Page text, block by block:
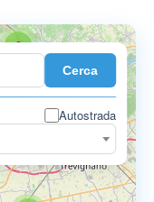
Cerca
Autostrada
2